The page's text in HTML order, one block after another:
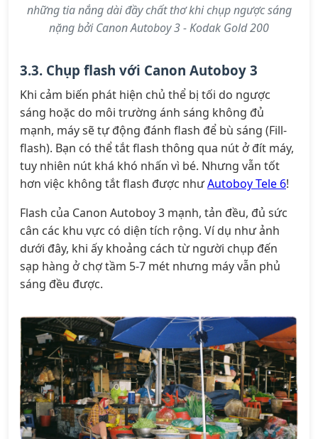
những tia nắng dài đầy chất thơ khi chụp ngược sáng
nặng bởi Canon Autoboy 3 - Kodak Gold 200
3.3. Chụp flash với Canon Autoboy 3
Khi cảm biến phát hiện chủ thể bị tối do ngược
sáng hoặc do môi trường ánh sáng không đủ
mạnh, máy sẽ tự động đánh flash để bù sáng (Fill-
flash). Bạn có thể tắt flash thông qua nút ở đít máy,
tuy nhiên nút khá khó nhấn vì bé. Nhưng vẫn tốt
hơn việc không tắt flash được nhưAutoboy Tele 6!
Flash của Canon Autoboy 3 mạnh, tản đều, đủ sức
cân các khu vực có diện tích rộng. Ví dụ như ảnh
dưới đây, khi ấy khoảng cách từ người chụp đến
sạp hàng ở chợ tầm 5-7 mét nhưng máy vẫn phủ
sáng đều được.